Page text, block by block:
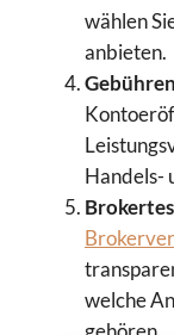
wählen
anbieten.
Handels-
welche